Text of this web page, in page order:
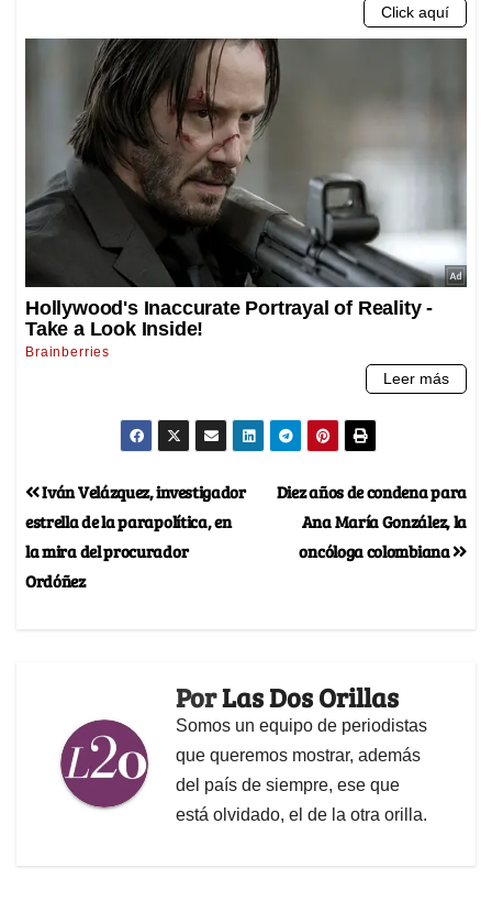
Diez años de condena para
Ana María González, la
oncóloga colombiana
Iván Velázquez, investigador
estrella de la parapolítica, en
la mira del procurador
Ordóñez
PorLas Dos Orillas
Somos un equipo de periodistas
que queremos mostrar, además
del país de siempre, ese que
está olvidado, el de la otra orilla.